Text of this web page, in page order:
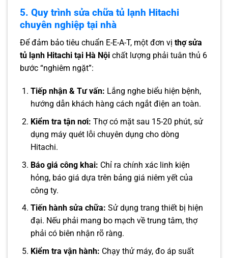
5. Quy trình sửa chữa tủ lạnh Hitachi
chuyên nghiệp tại nhà
Để đảm bảo tiêu chuẩn E-E-A-T, một đơn vị thợ sửa
tủ lạnh Hitachi tại Hà Nội chất lượng phải tuân thủ 6
bước “nghiêm ngặt”:
Tiếp nhận & Tư vấn: Lắng nghe biểu hiện bệnh,
hướng dẫn khách hàng cách ngắt điện an toàn.
Kiểm tra tận nơi: Thợ có mặt sau 15-20 phút, sử
dụng máy quét lỗi chuyên dụng cho dòng
Hitachi.
Báo giá công khai: Chỉ ra chính xác linh kiện
hỏng, báo giá dựa trên bảng giá niêm yết của
công ty.
Tiến hành sửa chữa: Sử dụng trang thiết bị hiện
đại. Nếu phải mang bo mạch về trung tâm, thợ
phải có biên nhận rõ ràng.
Kiểm tra vận hành: Chạy thử máy, đo áp suất